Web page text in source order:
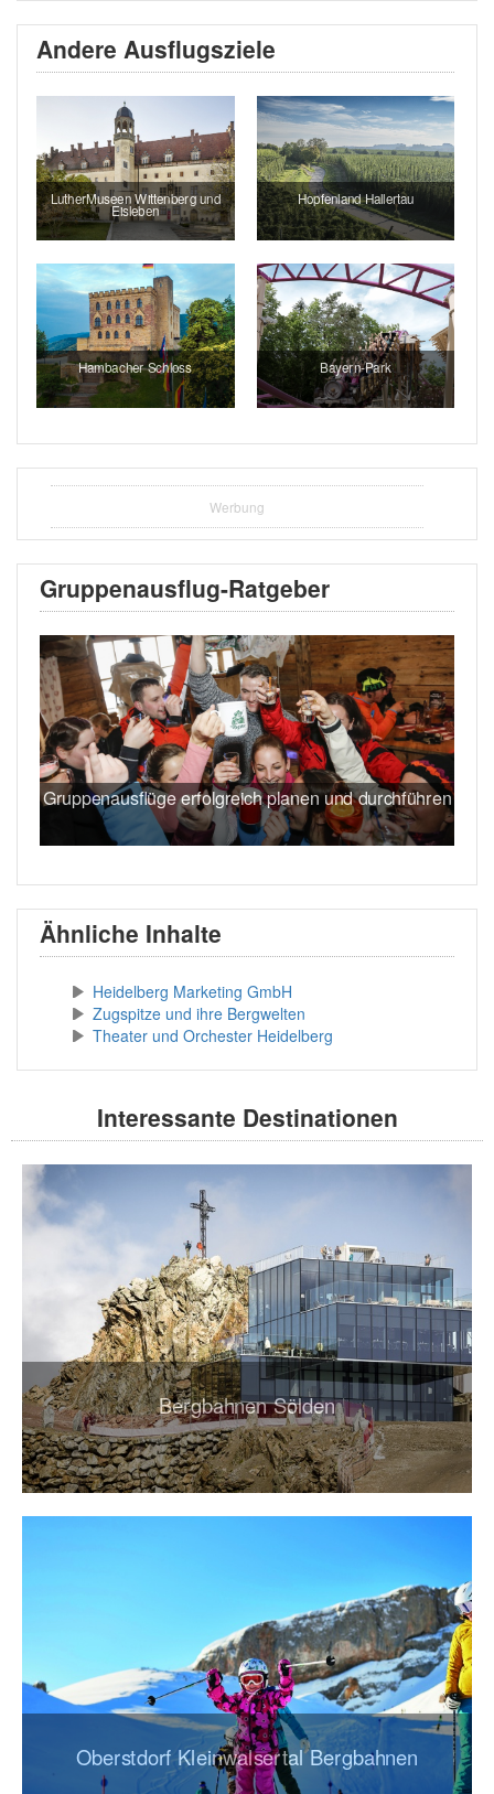
Andere Ausflugsziele
LutherMuseen Wittenberg und
Eisleben
Hopfenland Hallertau
Hambacher Schloss Bayern-Park
Werbung
Gruppenausflug-Ratgeber
Gruppenausflüge erfolgreich planen und durchführen
Ähnliche Inhalte
Heidelberg Marketing GmbH
Zugspitze und ihre Bergwelten
Theater und Orchester Heidelberg
Interessante Destinationen
Bergbahnen Sölden
Oberstdorf Kleinwalsertal Bergbahnen